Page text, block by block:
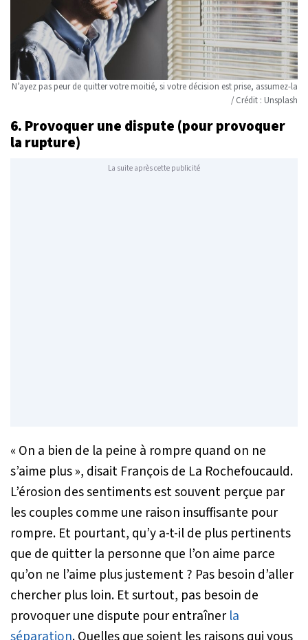
N’ayez pas peur de quitter votre moitié, si votre décision est prise, assumez-la
/ Crédit : Unsplash
6. Provoquer une dispute (pour provoquer
la rupture)
La suite après cette publicité
« On a bien de la peine à rompre quand on ne
s’aime plus », disait François de La Rochefoucauld.
L’érosion des sentiments est souvent perçue par
les couples comme une raison insuffisante pour
rompre. Et pourtant, qu’y a-t-il de plus pertinents
que de quitter la personne que l’on aime parce
qu’on ne l’aime plus justement ? Pas besoin d’aller
chercher plus loin. Et surtout, pas besoin de
provoquer une dispute pour entraîner la